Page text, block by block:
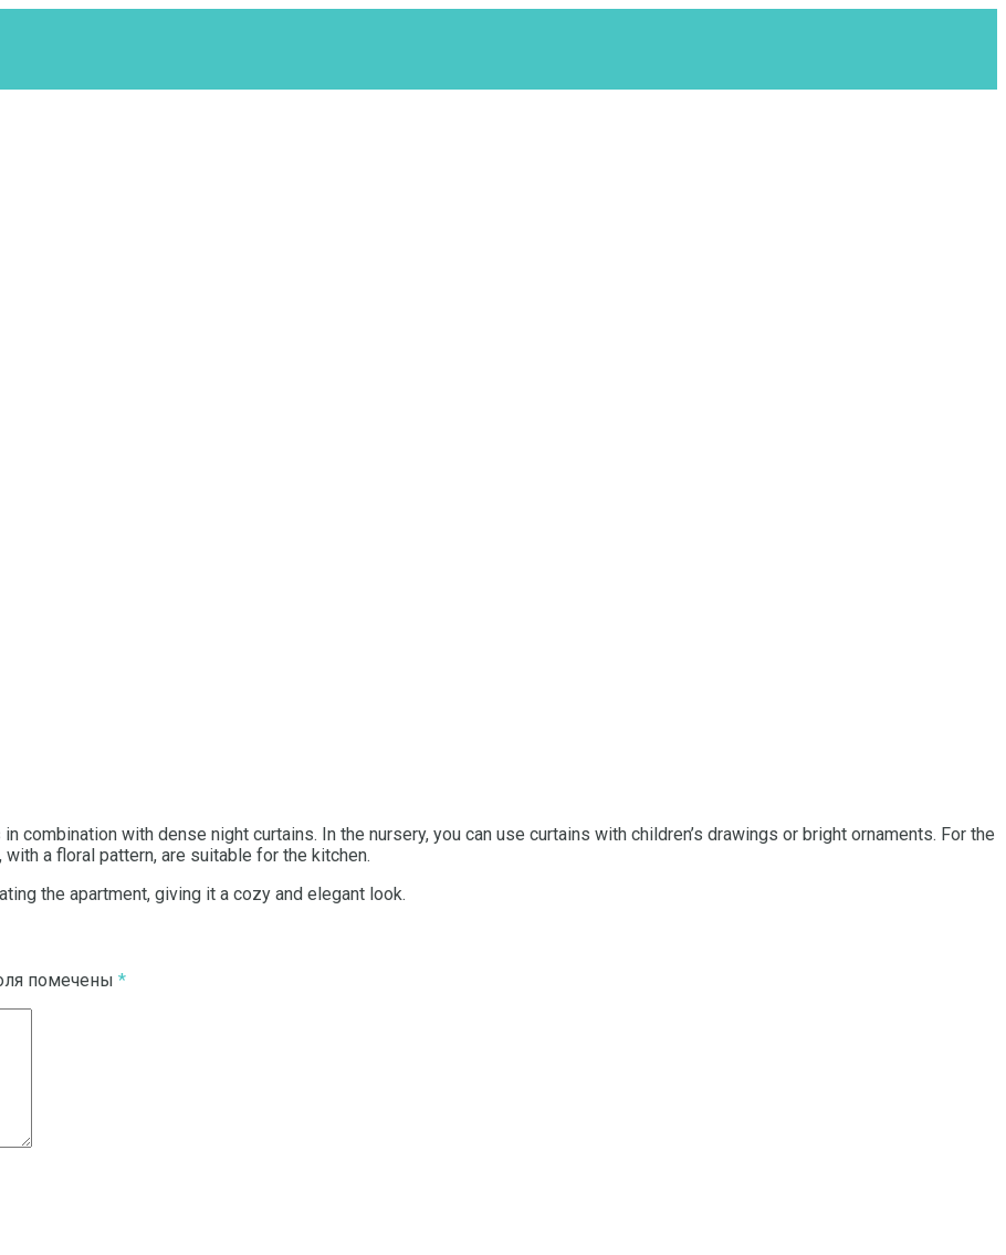
combination with dense night curtains. In the nursery, you can use curtains with children’s drawings or bright ornaments. For the
a floral pattern, are suitable for the kitchen.
the apartment, giving it a cozy and elegant look.
помечены *